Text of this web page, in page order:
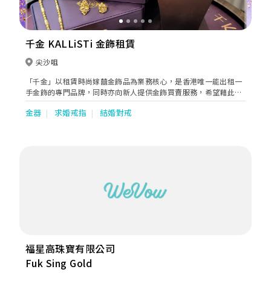
千金 KALLiSTi 金飾租賃
尖沙咀
「千金」以租賃時尚嫁囍金飾品為業務核心，是香港唯一能出租一
手金飾的專門品牌，同時亦向新人提供金飾買賣服務，希望藉此送
上祝福及見證新人締結的寶貴時刻。「千金」秉持著「千金一刻、
無盡幸福」的品牌理念，希望新人能戴上千足純金享受耀目婚禮同
金器 求婚戒指 結婚對戒
福星高珠寶有限公司
Fuk Sing Gold